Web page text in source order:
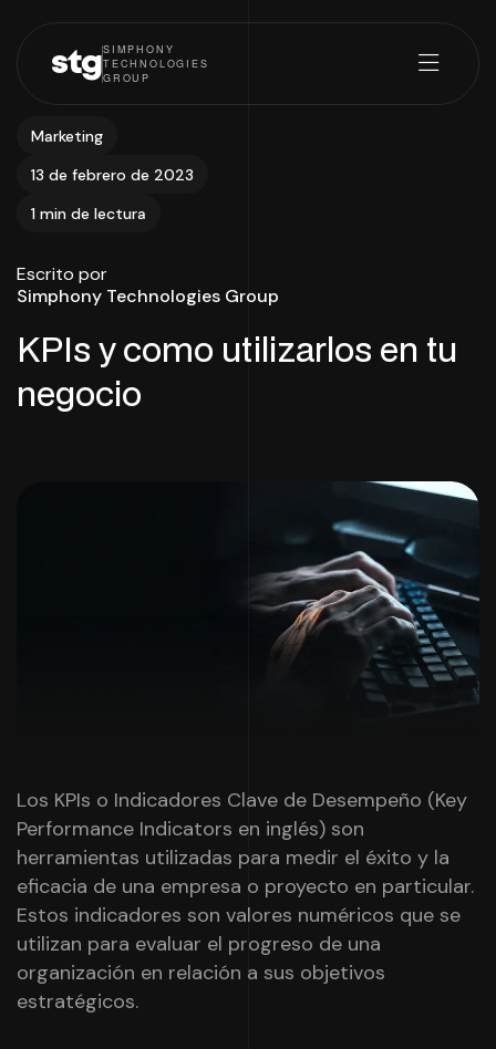
stgSIMPHONY
TECHNOLOGIES
GROUP
Marketing
13 de febrero de 2023
1 min de lectura
Escrito por
Simphony Technologies Group
KPIs y como utilizarlos en tu
negocio
Los KPIs o Indicadores Clave de Desempeño (Key
Performance Indicators en inglés) son
herramientas utilizadas para medir el éxito y la
eficacia de una empresa o proyecto en particular.
Estos indicadores son valores numéricos que se
utilizan para evaluar el progreso de una
organización en relación a sus objetivos
estratégicos.